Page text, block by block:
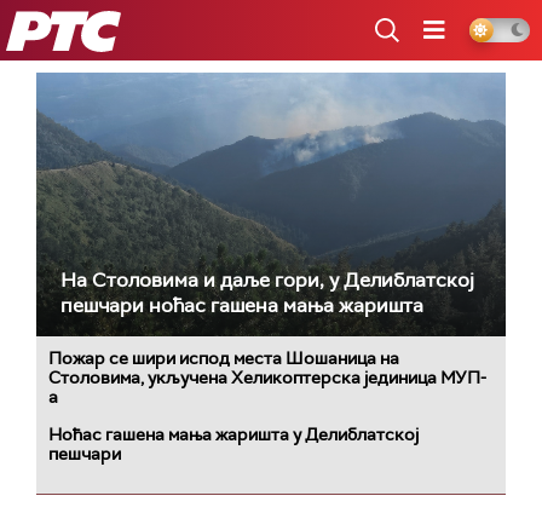
РТС
На Столовима и даље гори, у Делиблатској
пешчари ноћас гашена мања жаришта
Пожар се шири испод места Шошаница на
Столовима, укључена Хеликоптерска јединица МУП-
а
Ноћас гашена мања жаришта у Делиблатској
пешчари